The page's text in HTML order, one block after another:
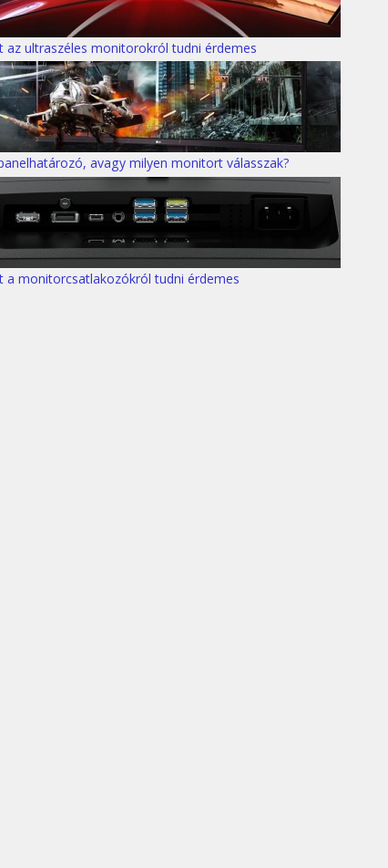
az ultraszéles monitorokról tudni érdemes
avagy milyen monitort válasszak?
a monitorcsatlakozókról tudni érdemes